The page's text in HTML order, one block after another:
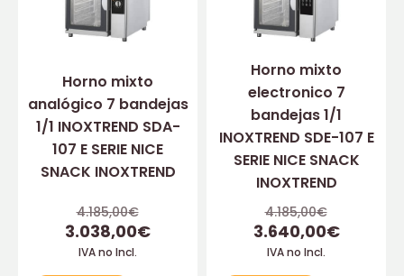
Horno mixto
analógico 7 bandejas
1/1 INOXTREND SDA-
107 E SERIE NICE
SNACK INOXTREND
4.185,00€
3.038,00€
IVA no Incl.
Horno mixto
electronico 7
bandejas 1/1
INOXTREND SDE-107 E
SERIE NICE SNACK
INOXTREND
4.185,00€
3.640,00€
IVA no Incl.